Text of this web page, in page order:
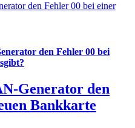
den Fehler 00 bei einer
den Fehler 00 bei
Generator den
Bankkarte